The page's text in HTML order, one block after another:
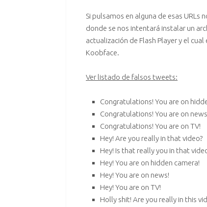
Si pulsamos en alguna de esas URLs
donde se nos intentará instalar un
actualización de Flash Player y el
Koobface.
Ver listado de falsos tweets:
Congratulations! You are on
Congratulations! You are on
Congratulations! You are on TV!
Hey! Are you really in that video?
Hey! Is that really you in that
Hey! You are on hidden camera!
Hey! You are on news!
Hey! You are on TV!
Holly shit! Are you really in this